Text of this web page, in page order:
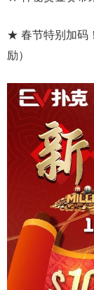
★ 春节特别加码
励）